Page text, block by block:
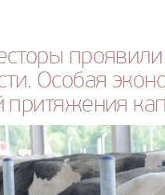
проявили
Особая